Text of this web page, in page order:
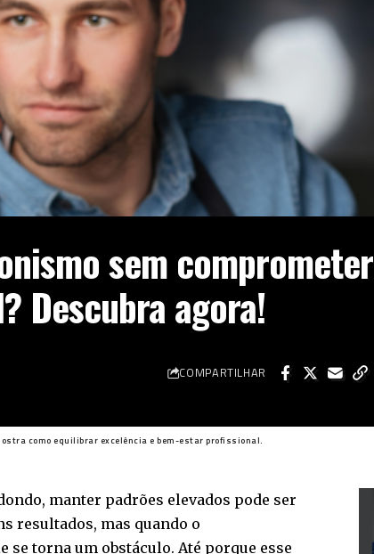
sem comprometer
Descubra agora!
COMPARTILHAR
como equilibrar excelência e bem-estar profissional.
, manter padrões elevados pode ser
resultados, mas quando o
torna um obstáculo. Até porque esse